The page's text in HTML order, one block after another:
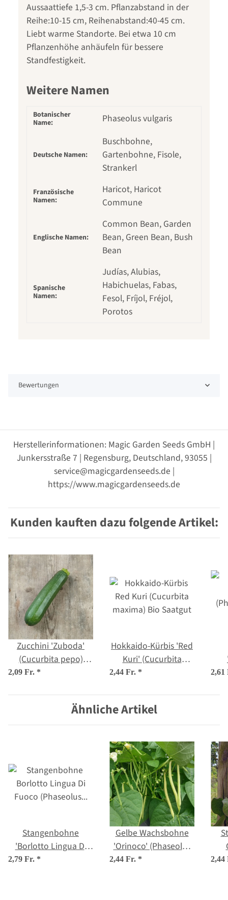
Aussaattiefe 1,5-3 cm. Pflanzabstand in der
Reihe:10-15 cm, Reihenabstand:40-45 cm.
Liebt warme Standorte. Bei etwa 10 cm
Pflanzenhöhe anhäufeln für bessere
Standfestigkeit.
Weitere Namen
Botanischer
Name:
Phaseolus vulgaris
Deutsche Namen:
Buschbohne,
Gartenbohne, Fisole,
Strankerl
Französische
Namen:
Haricot, Haricot
Commune
Englische Namen:
Common Bean, Garden
Bean, Green Bean, Bush
Bean
Spanische
Namen:
Judías, Alubias,
Habichuelas, Fabas,
Fesol, Fríjol, Fréjol,
Porotos
Bewertungen
Herstellerinformationen: Magic Garden Seeds GmbH |
Junkersstraße 7 | Regensburg, Deutschland, 93055 |
service@magicgardenseeds.de |
https://www.magicgardenseeds.de
Kunden kauften dazu folgende Artikel:
Zucchini 'Zuboda'
(Cucurbita pepo)
Samen
2,09 Fr. *
Hokkaido-Kürbis 'Red
Kuri' (Cucurbita
maxima) Bio Saatgut
2,44 Fr. *
Ähnliche Artikel
Stangenbohne
'Borlotto Lingua Di
Fuoco' (Phaseolus
2,79 Fr. *
Gelbe Wachsbohne
'Orinoco' (Phaseolus
vulgaris) Samen
2,44 Fr. *